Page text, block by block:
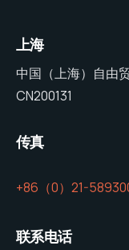
上海
中国（上海）自由
CN200131
传真
+86（0）21-
联系电话